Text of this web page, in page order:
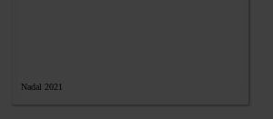
Nadal 2021